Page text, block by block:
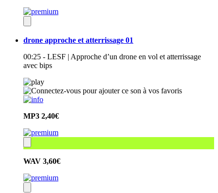
drone approche et atterrissage 01
00:25 - LESF | Approche d’un drone en vol et atterrissage
avec bips
MP3 2,40€
WAV 3,60€